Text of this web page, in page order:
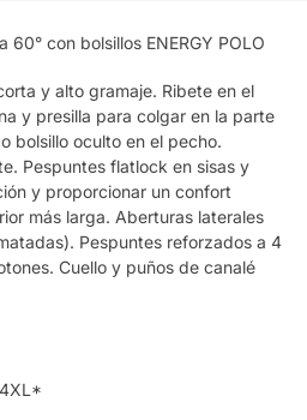
con bolsillos ENERGY POLO
y alto gramaje. Ribete en el
y presilla para colgar en la parte
bolsillo oculto en el pecho.
Pespuntes flatlock en sisas y
y proporcionar un confort
más larga. Aberturas laterales
Pespuntes reforzados a 4
Cuello y puños de canalé